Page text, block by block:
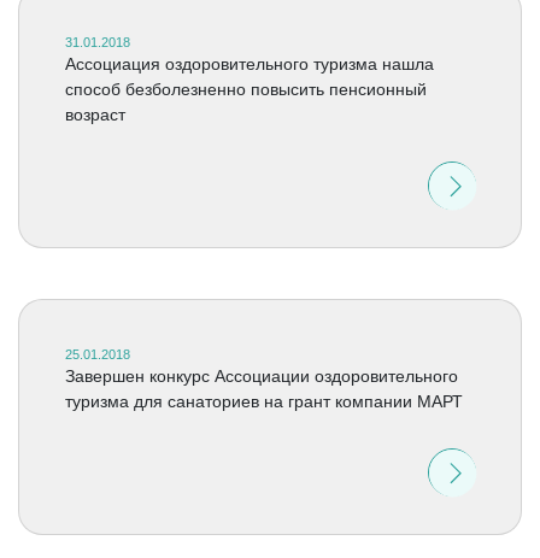
31.01.2018
Ассоциация оздоровительного туризма нашла
способ безболезненно повысить пенсионный
возраст
25.01.2018
Завершен конкурс Ассоциации оздоровительного
туризма для санаториев на грант компании МАРТ